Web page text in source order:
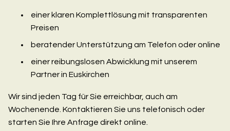
einer klaren Komplettlösung mit transparenten
Preisen
beratender Unterstützung am Telefon oder online
einer reibungslosen Abwicklung mit unserem
Partner in Euskirchen
Wir sind jeden Tag für Sie erreichbar, auch am
Wochenende. Kontaktieren Sie uns telefonisch oder
starten Sie Ihre Anfrage direkt online.